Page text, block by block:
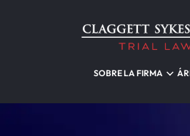
SOBRE LA FIRMA